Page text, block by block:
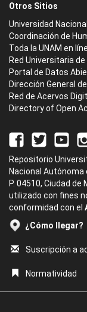
Otros Sitios
Universidad
Coordinación de
Toda la UNAM en
Red Universitaria
Portal de Datos
Dirección General
Red de Acervos
Directory of Open
Repositorio
Nacional Autónoma
P. 04510, Ciudad
utilizado con fines
conformidad con el
¿Cómo llegar?
Suscripción a
Normatividad